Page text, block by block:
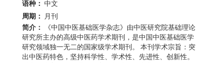
语种： 中文
周期： 月刊
简介：
《中国中医基础医学杂志》由中医研究院基础理论
研究所主办的高级中医药学术期刊，是中国中医基础医学
研究领域独一无二的国家级学术期刊。 本刊学术宗旨：突
出中医药特色，坚持科学性、学术性、先进性、创新性。